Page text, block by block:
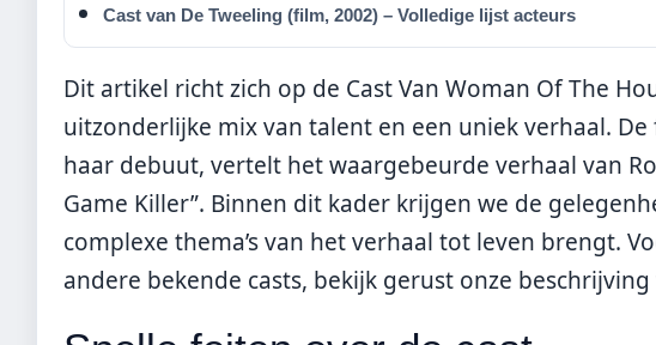
Cast van De Tweeling (film, 2002) – Volledige lijst acteurs
Dit artikel richt zich op de Cast Van Woman Of The
uitzonderlijke mix van talent en een uniek verhaal.
haar debuut, vertelt het waargebeurde verhaal van
Game Killer”. Binnen dit kader krijgen we de
complexe thema’s van het verhaal tot leven brengt.
andere bekende casts, bekijk gerust onze beschrijving